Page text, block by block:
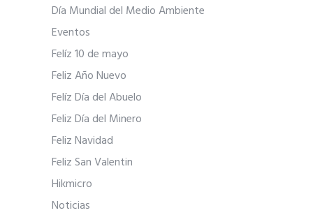
Día Mundial del Medio Ambiente
Eventos
Felíz 10 de mayo
Feliz Año Nuevo
Felíz Día del Abuelo
Feliz Día del Minero
Feliz Navidad
Feliz San Valentin
Hikmicro
Noticias